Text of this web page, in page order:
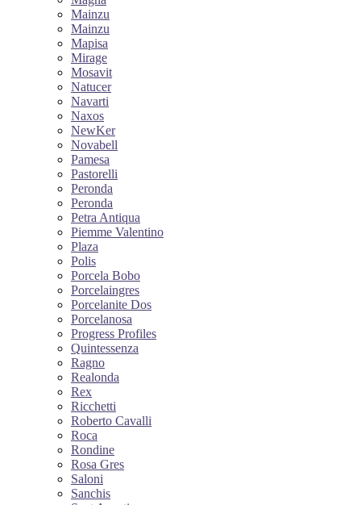
Mainzu
Mainzu
Mapisa
Mirage
Mosavit
Natucer
Navarti
Naxos
NewKer
Novabell
Pamesa
Pastorelli
Peronda
Peronda
Petra Antiqua
Piemme Valentino
Plaza
Polis
Porcela Bobo
Porcelaingres
Porcelanite Dos
Porcelanosa
Progress Profiles
Quintessenza
Ragno
Realonda
Rex
Ricchetti
Roberto Cavalli
Roca
Rondine
Rosa Gres
Saloni
Sanchis